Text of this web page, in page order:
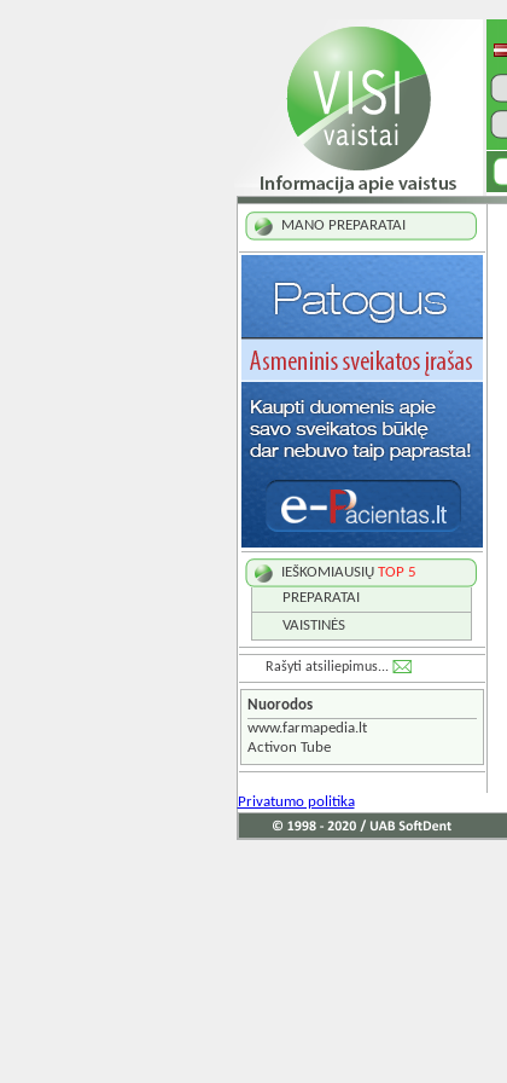
MANO PREPARATAI
IEŠKOMIAUSIŲ TOP 5
PREPARATAI
VAISTINĖS
Rašyti atsiliepimus...
Nuorodos
www.farmapedia.lt
Activon Tube
Privatumo politika